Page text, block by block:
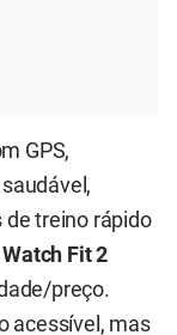
GPS,
de treino rápido
Watch Fit 2
preço.
acessível, mas